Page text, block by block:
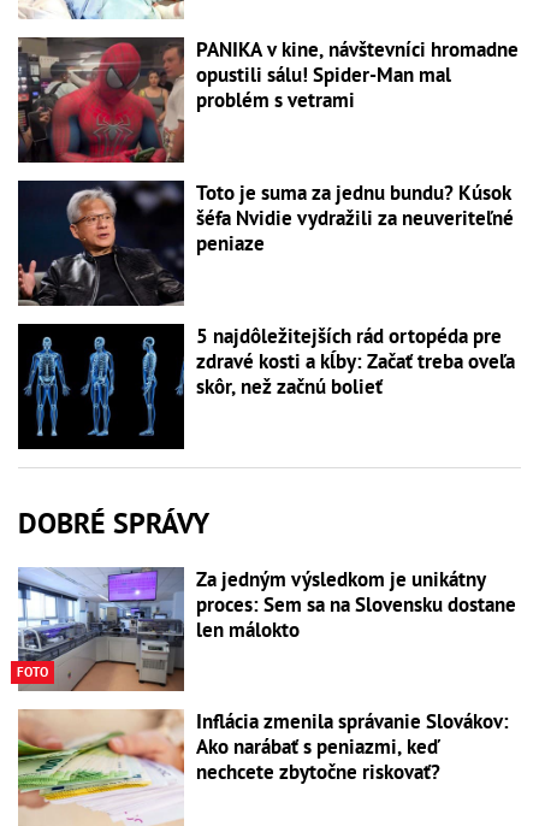
PANIKA v kine, návštevníci hromadne
opustili sálu! Spider-Man mal
problém s vetrami
Toto je suma za jednu bundu? Kúsok
šéfa Nvidie vydražili za neuveriteľné
peniaze
5 najdôležitejších rád ortopéda pre
zdravé kosti a kĺby: Začať treba oveľa
skôr, než začnú bolieť
DOBRÉ SPRÁVY
FOTO
Za jedným výsledkom je unikátny
proces: Sem sa na Slovensku dostane
len málokto
Inflácia zmenila správanie Slovákov:
Ako narábať s peniazmi, keď
nechcete zbytočne riskovať?